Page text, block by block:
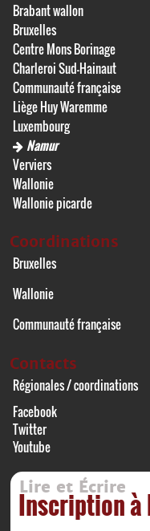
Brabant wallon
Bruxelles
Centre Mons Borinage
Charleroi Sud-Hainaut
Communauté française
Liège Huy Waremme
Luxembourg
Namur
Verviers
Wallonie
Wallonie picarde
Coordinations
Bruxelles
Wallonie
Communauté française
Contacts
Régionales / coordinations
Facebook
Twitter
Youtube
Lire et Écrire
Inscription à